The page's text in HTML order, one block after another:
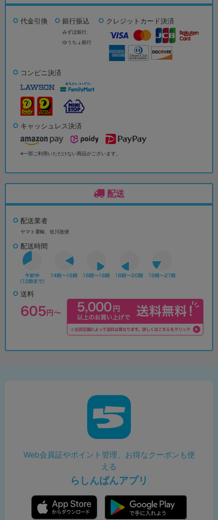
代金引換 銀行振込
みずほ銀行、
ゆうちょ銀行
クレジットカード決済
コンビニ決済
キャッシュレス決済
※一部ご利用いただけない商品がございます。
配送
配送業者
ヤマト運輸、佐川急便
配送時間
送料
Web会員証やポイント管理、お得なクーポンも使
える
らしんばんアプリ